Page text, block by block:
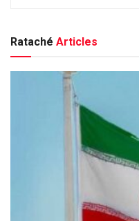
Rataché Articles